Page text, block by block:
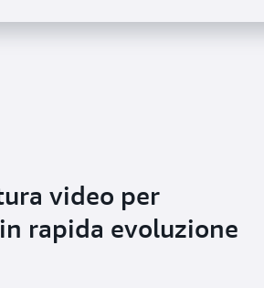
video per
rapida evoluzione